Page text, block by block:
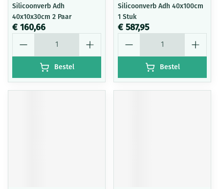
Silicoonverb Adh
40x10x30cm 2 Paar
€ 160,66
Bestel
Silicoonverb Adh 40x100cm
1 Stuk
€ 587,95
Bestel